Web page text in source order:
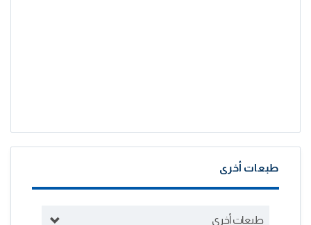
طبعات أخرى
طبعات أخرى